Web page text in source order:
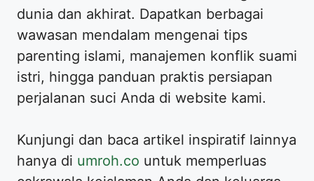
dunia dan akhirat. Dapatkan berbagai
wawasan mendalam mengenai tips
parenting islami, manajemen konflik suami
istri, hingga panduan praktis persiapan
perjalanan suci Anda di website kami.
Kunjungi dan baca artikel inspiratif lainnya
hanya di umroh.co untuk memperluas